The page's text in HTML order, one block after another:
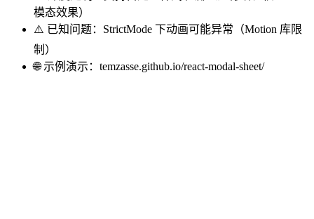
模态效果）
⚠️ 已知问题：StrictMode 下动画可能异常（Motion 库限
制）
🌐 示例演示：temzasse.github.io/react-modal-sheet/